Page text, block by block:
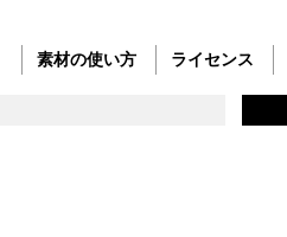
素材の使い方 ライセンス